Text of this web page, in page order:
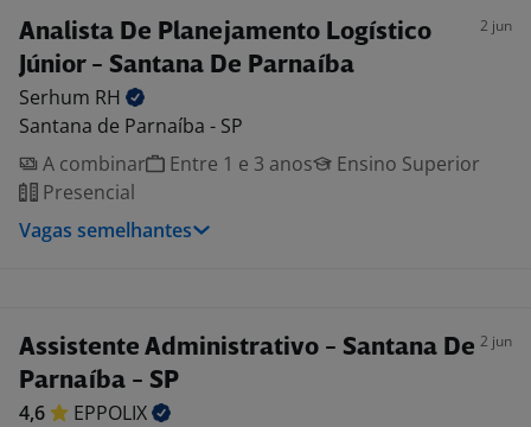
Analista De Planejamento Logístico
Júnior - Santana De Parnaíba
2 jun
Serhum RH
Santana de Parnaíba - SP
A combinar
Entre 1 e 3 anos
Ensino Superior
Presencial
Vagas semelhantes
Assistente Administrativo - Santana De
Parnaíba - SP
2 jun
4,6
EPPOLIX